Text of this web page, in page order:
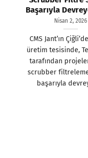
Başarıyla
Nisan 2, 2026
CMS Jant’ın
üretim tesisinde,
tarafından
scrubber
başarıyla